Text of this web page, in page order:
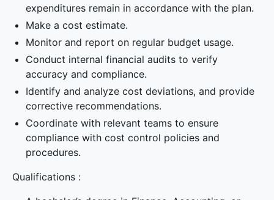
expenditures remain in accordance with the plan.
Make a cost estimate.
Monitor and report on regular budget usage.
Conduct internal financial audits to verify
accuracy and compliance.
Identify and analyze cost deviations, and provide
corrective recommendations.
Coordinate with relevant teams to ensure
compliance with cost control policies and
procedures.
Qualifications :